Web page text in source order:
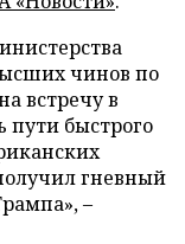
чинов по
встречу в
пути быстрого
гневный
–